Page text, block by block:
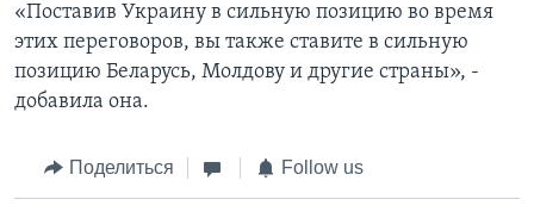
«Поставив Украину в сильную позицию во время
этих переговоров, вы также ставите в сильную
позицию Беларусь, Молдову и другие страны», -
добавила она.
Поделиться Follow us